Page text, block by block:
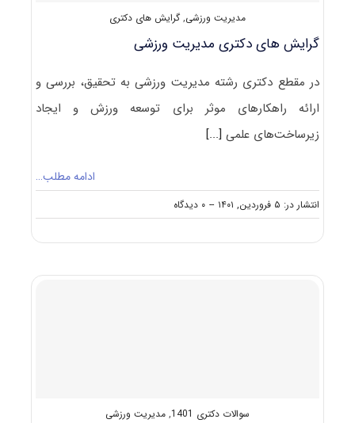
مدیریت ورزشی, گرایش های دکتری
گرایش های دکتری ﻣﺪﻳﺮﻳﺖ ورزشی
در مقطع دکتری رشته ﻣﺪﻳﺮﻳﺖ ورزشی به تحقیق، بررسی و
ارائه راهکارهای موثر برای توسعه ورزش و ایجاد
زیرساخت‌های علمی[...]
ادامه مطلب…
انتشار در: ۵ فروردین, ۱۴۰۱ -- ۰ دیدگاه
on
گرایش
ورزشی
سوالات دکتری 1401 , مدیریت ورزشی